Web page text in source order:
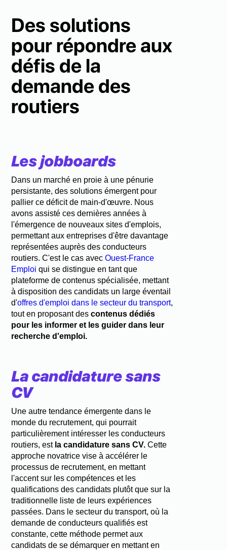
Des solutions
pour répondre aux
défis de la
demande des
routiers
Les jobboards
Dans un marché en proie à une pénurie
persistante, des solutions émergent pour
pallier ce déficit de main-d'œuvre. Nous
avons assisté ces dernières années à
l'émergence de nouveaux sites d'emplois,
permettant aux entreprises d'être davantage
représentées auprès des conducteurs
routiers. C'est le cas avecOuest-France
Emploi qui se distingue en tant que
plateforme de contenus spécialisée, mettant
à disposition des candidats un large éventail
d'offres d'emploi dans le secteur du transport,
tout en proposant descontenus dédiés
pour les informer et les guider dans leur
recherche d'emploi.
La candidature sans
CV
Une autre tendance émergente dans le
monde du recrutement, qui pourrait
particulièrement intéresser les conducteurs
routiers, est la candidature sans CV.Cette
approche novatrice vise à accélérer le
processus de recrutement, en mettant
l'accent sur les compétences et les
qualifications des candidats plutôt que sur la
traditionnelle liste de leurs expériences
passées. Dans le secteur du transport, où la
demande de conducteurs qualifiés est
constante, cette méthode permet aux
candidats de se démarquer en mettant en